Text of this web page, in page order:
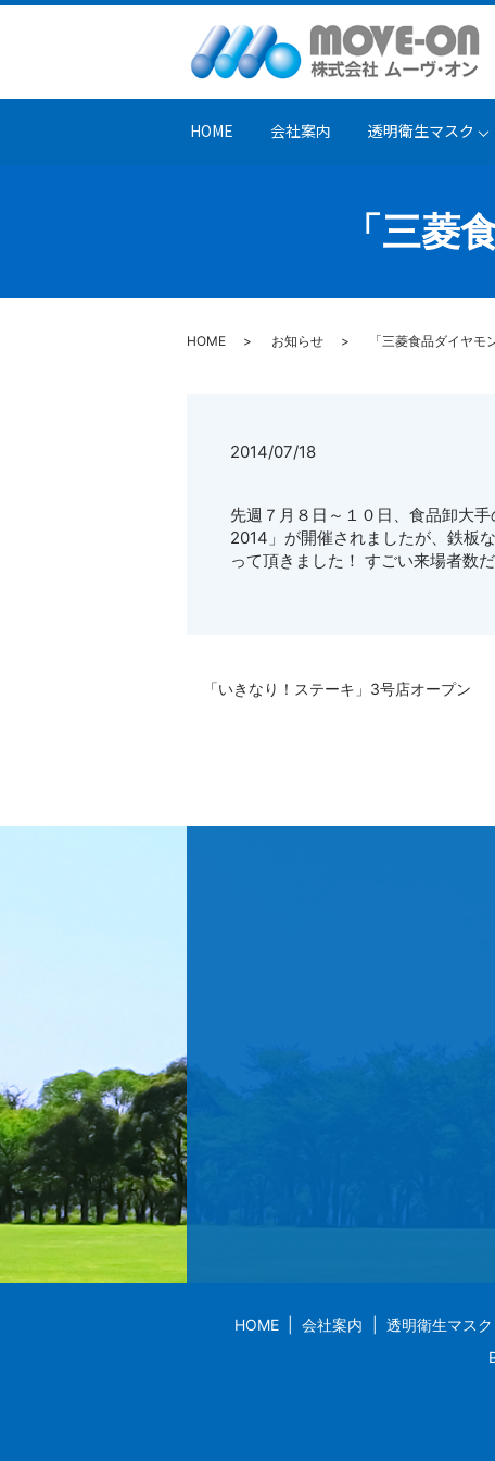
HOME 会社案内 透明衛生マスク
「三菱
HOME お知らせ 「三菱食品ダイヤ
2014/07/18
先週７月８日～１０日、食品卸大
2014」が開催されましたが、鉄板
って頂きました！ すごい来場者数
「いきなり！ステーキ」3号店オープン
HOME 会社案内 透明衛生マスク